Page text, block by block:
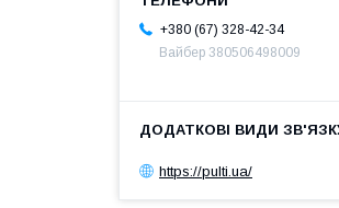
+380 (67) 328-42-34
Вайбер 380506498009
https://pulti.ua/